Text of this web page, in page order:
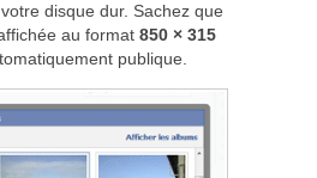
disque dur. Sachez que
au format 850 × 315
publique.